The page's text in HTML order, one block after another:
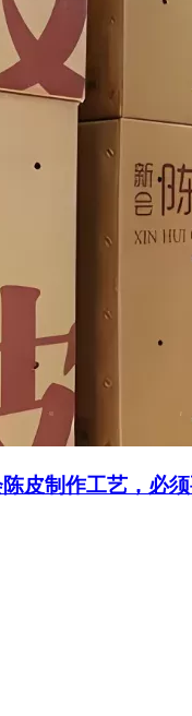
皮制作工艺，必